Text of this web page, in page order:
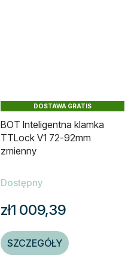
DOSTAWA GRATIS
BOT Inteligentna klamka
TTLock V1 72-92mm
zmienny
Dostępny
zł1 009,39
SZCZEGÓŁY